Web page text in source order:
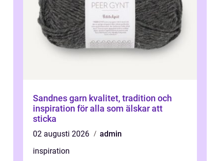
Sandnes garn kvalitet, tradition och
inspiration för alla som älskar att
sticka
02 augusti 2026
admin
inspiration